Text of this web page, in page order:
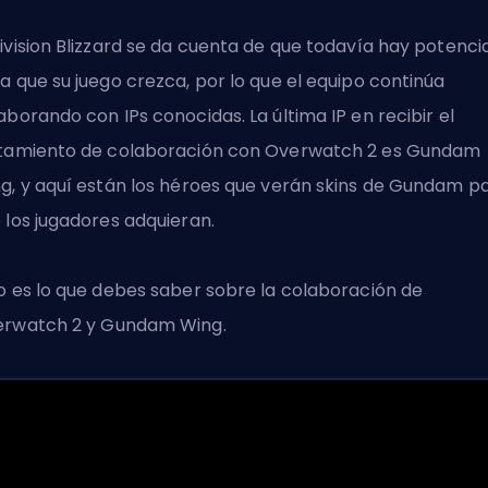
Blizzard se da cuenta de que todavía hay
que su juego crezca, por lo que el equipo continúa
con IPs conocidas. La última IP en recibir el
de colaboración con Overwatch 2 es Gundam
y aquí están los héroes que verán skins de Gundam
los jugadores adquieran.
es lo que debes saber sobre la colaboración de
2y Gundam Wing.